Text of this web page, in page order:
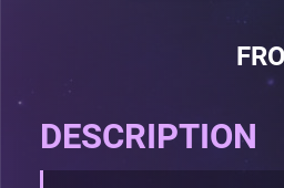
DESCRIPTION